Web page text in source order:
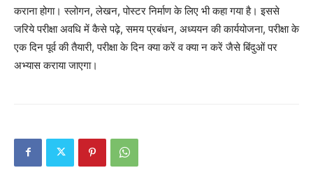
कराना होगा। स्लोगन, लेखन, पोस्टर निर्माण के लिए भी कहा गया है। इससे
जरिये परीक्षा अवधि में कैसे पढ़े, समय प्रबंधन, अध्ययन की कार्ययोजना, परीक्षा के
एक दिन पूर्व की तैयारी, परीक्षा के दिन क्या करें व क्या न करें जैसे बिंदुओं पर
अभ्यास कराया जाएगा।